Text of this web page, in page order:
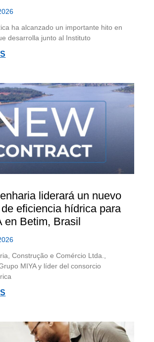
ha alcanzado un importante hito en
desarrolla junto al Instituto
liderará un nuevo
eficiencia hídrica para
en Betim, Brasil
Construção e Comércio Ltda.,
MIYA y líder del consorcio